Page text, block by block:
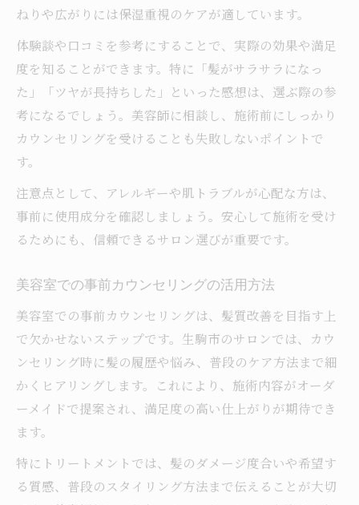
ねりや広がりには保湿重視のケアが適しています。
体験談や口コミを参考にすることで、実際の効果や満足
度を知ることができます。特に「髪がサラサラになっ
た」「ツヤが長持ちした」といった感想は、選ぶ際の参
考になるでしょう。美容師に相談し、施術前にしっかり
カウンセリングを受けることも失敗しないポイントで
す。
注意点として、アレルギーや肌トラブルが心配な方は、
事前に使用成分を確認しましょう。安心して施術を受け
るためにも、信頼できるサロン選びが重要です。
美容室での事前カウンセリングの活用方法
美容室での事前カウンセリングは、髪質改善を目指す上
で欠かせないステップです。生駒市のサロンでは、カウ
ンセリング時に髪の履歴や悩み、普段のケア方法まで細
かくヒアリングします。これにより、施術内容がオーダ
ーメイドで提案され、満足度の高い仕上がりが期待でき
ます。
特にトリートメントでは、髪のダメージ度合いや希望す
る質感、普段のスタイリング方法まで伝えることが大切